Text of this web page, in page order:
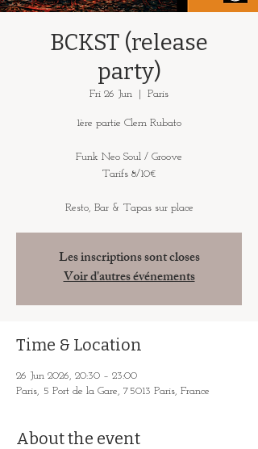
BCKST (release
party)
Fri 26 Jun Paris
1ère partie Clem Rubato
Funk Neo Soul / Groove
Tarifs 8/10€
Resto, Bar & Tapas sur place
Les inscriptions sont closes
Voir d'autres événements
Time & Location
26 Jun 2026, 20:30 – 23:00
Paris, 5 Port de la Gare, 75013 Paris, France
About the event